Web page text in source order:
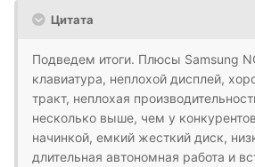
Цитата
Подведем итоги. Плюсы Samsung
клавиатура, неплохой дисплей,
тракт, неплохая
несколько выше, чем у
начинкой, емкий жесткий диск,
длительная автономная работа и